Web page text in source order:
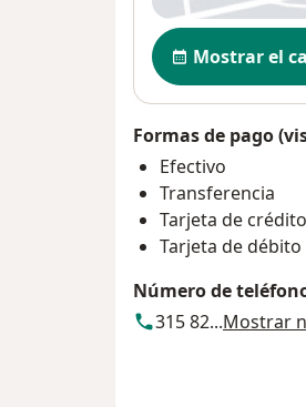
Disponibilidad
Mostrar el
Formas de pago
Efectivo
Transferencia
Tarjeta de crédito
Tarjeta de débito
Número de
315 82...Mostrar